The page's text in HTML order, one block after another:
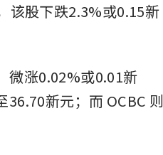
该股下跌2.3%或0.15新
微涨0.02%或0.01新
36.70新元；而 OCBC 则